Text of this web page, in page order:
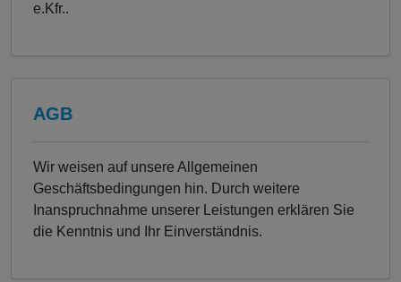
e.Kfr..
AGB
Wir weisen auf unsere Allgemeinen
Geschäftsbedingungen hin. Durch weitere
Inanspruchnahme unserer Leistungen erklären Sie
die Kenntnis und Ihr Einverständnis.